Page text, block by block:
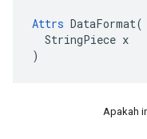
Attrs DataFormat(
  StringPiece x
)
Apakah